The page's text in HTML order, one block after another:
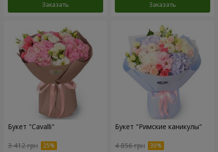
Заказать Заказать
Букет "Cаvalli"
3 412 грн
Букет "Римские каникулы"
4 856 грн